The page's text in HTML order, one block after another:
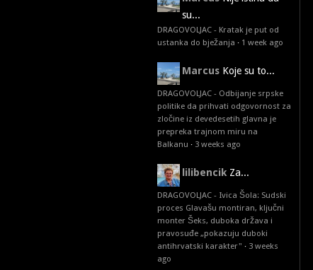
su...
DRAGOVOLJAC - Kratak je put od
ustanka do bježanja · 1 week ago
Marcus Koje su to...
DRAGOVOLJAC - Odbijanje srpske
politike da prihvati odgovornost za
zločine iz devedesetih glavna je
prepreka trajnom miru na
Balkanu · 3 weeks ago
lilibencik Za...
DRAGOVOLJAC - Ivica Šola: Sudski
proces Glavašu montiran, ključni
monter Šeks, duboka država i
pravosuđe „pokazuju duboki
antihrvatski karakter" · 3 weeks
ago